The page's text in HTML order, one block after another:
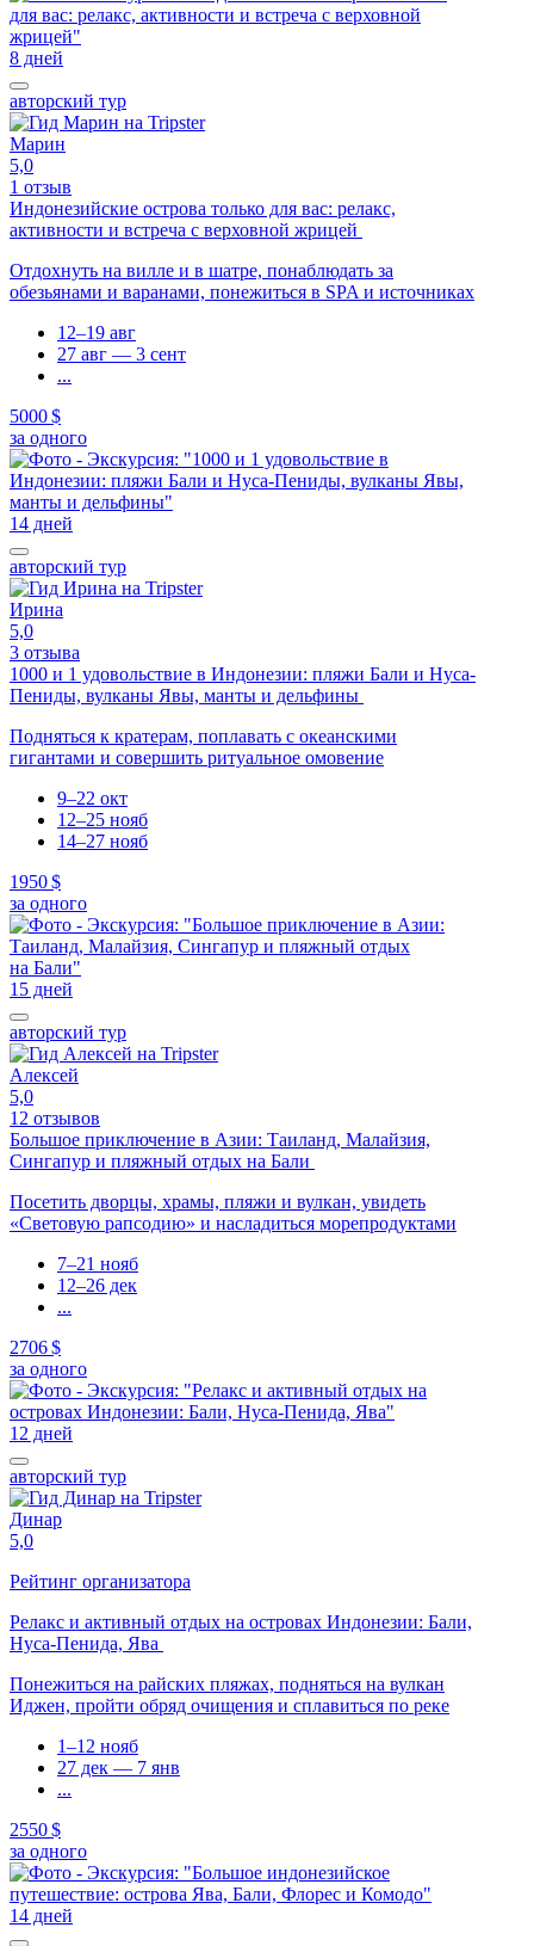
8 дней
авторский тур
Марин
5,0
1 отзыв
Индонезийские острова только для вас: релакс,
активности и встреча с верховной жрицей
Отдохнуть на вилле и в шатре, понаблюдать за
обезьянами и варанами, понежиться в SPA и источниках
12–19 авг
27 авг — 3 сент
...
5000 $
за одного
14 дней
авторский тур
Ирина
5,0
3 отзыва
1000 и 1 удовольствие в Индонезии: пляжи Бали и Нуса-
Пениды, вулканы Явы, манты и дельфины
Подняться к кратерам, поплавать с океанскими
гигантами и совершить ритуальное омовение
9–22 окт
12–25 нояб
14–27 нояб
1950 $
за одного
15 дней
авторский тур
Алексей
5,0
12 отзывов
Большое приключение в Азии: Таиланд, Малайзия,
Сингапур и пляжный отдых на Бали
Посетить дворцы, храмы, пляжи и вулкан, увидеть
«Световую рапсодию» и насладиться морепродуктами
7–21 нояб
12–26 дек
...
2706 $
за одного
12 дней
авторский тур
Динар
5,0
Рейтинг организатора
Релакс и активный отдых на островах Индонезии: Бали,
Нуса-Пенида, Ява
Понежиться на райских пляжах, подняться на вулкан
Иджен, пройти обряд очищения и сплавиться по реке
1–12 нояб
27 дек — 7 янв
...
2550 $
за одного
14 дней